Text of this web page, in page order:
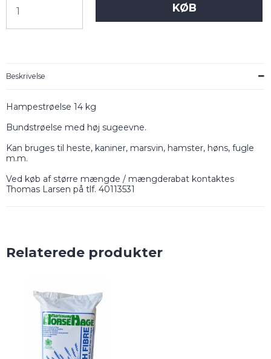
KØB
Beskrivelse
Hampestrøelse 14 kg
Bundstrøelse med høj sugeevne.
Kan bruges til heste, kaniner, marsvin, hamster, høns, fugle
m.m.
Ved køb af større mængde / mængderabat kontaktes
Thomas Larsen på tlf. 40113531
Relaterede produkter